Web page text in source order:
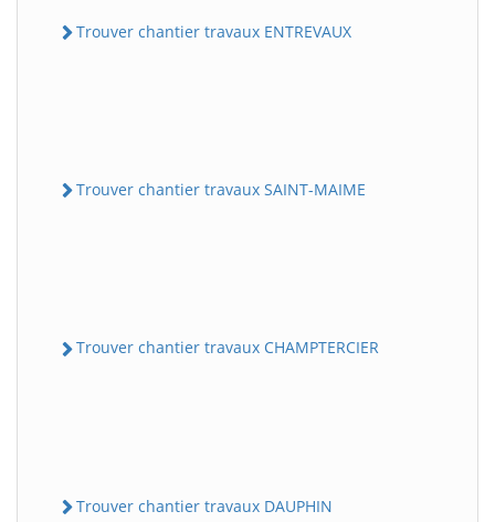
Trouver chantier travaux ENTREVAUX
Trouver chantier travaux SAINT-MAIME
Trouver chantier travaux CHAMPTERCIER
Trouver chantier travaux DAUPHIN